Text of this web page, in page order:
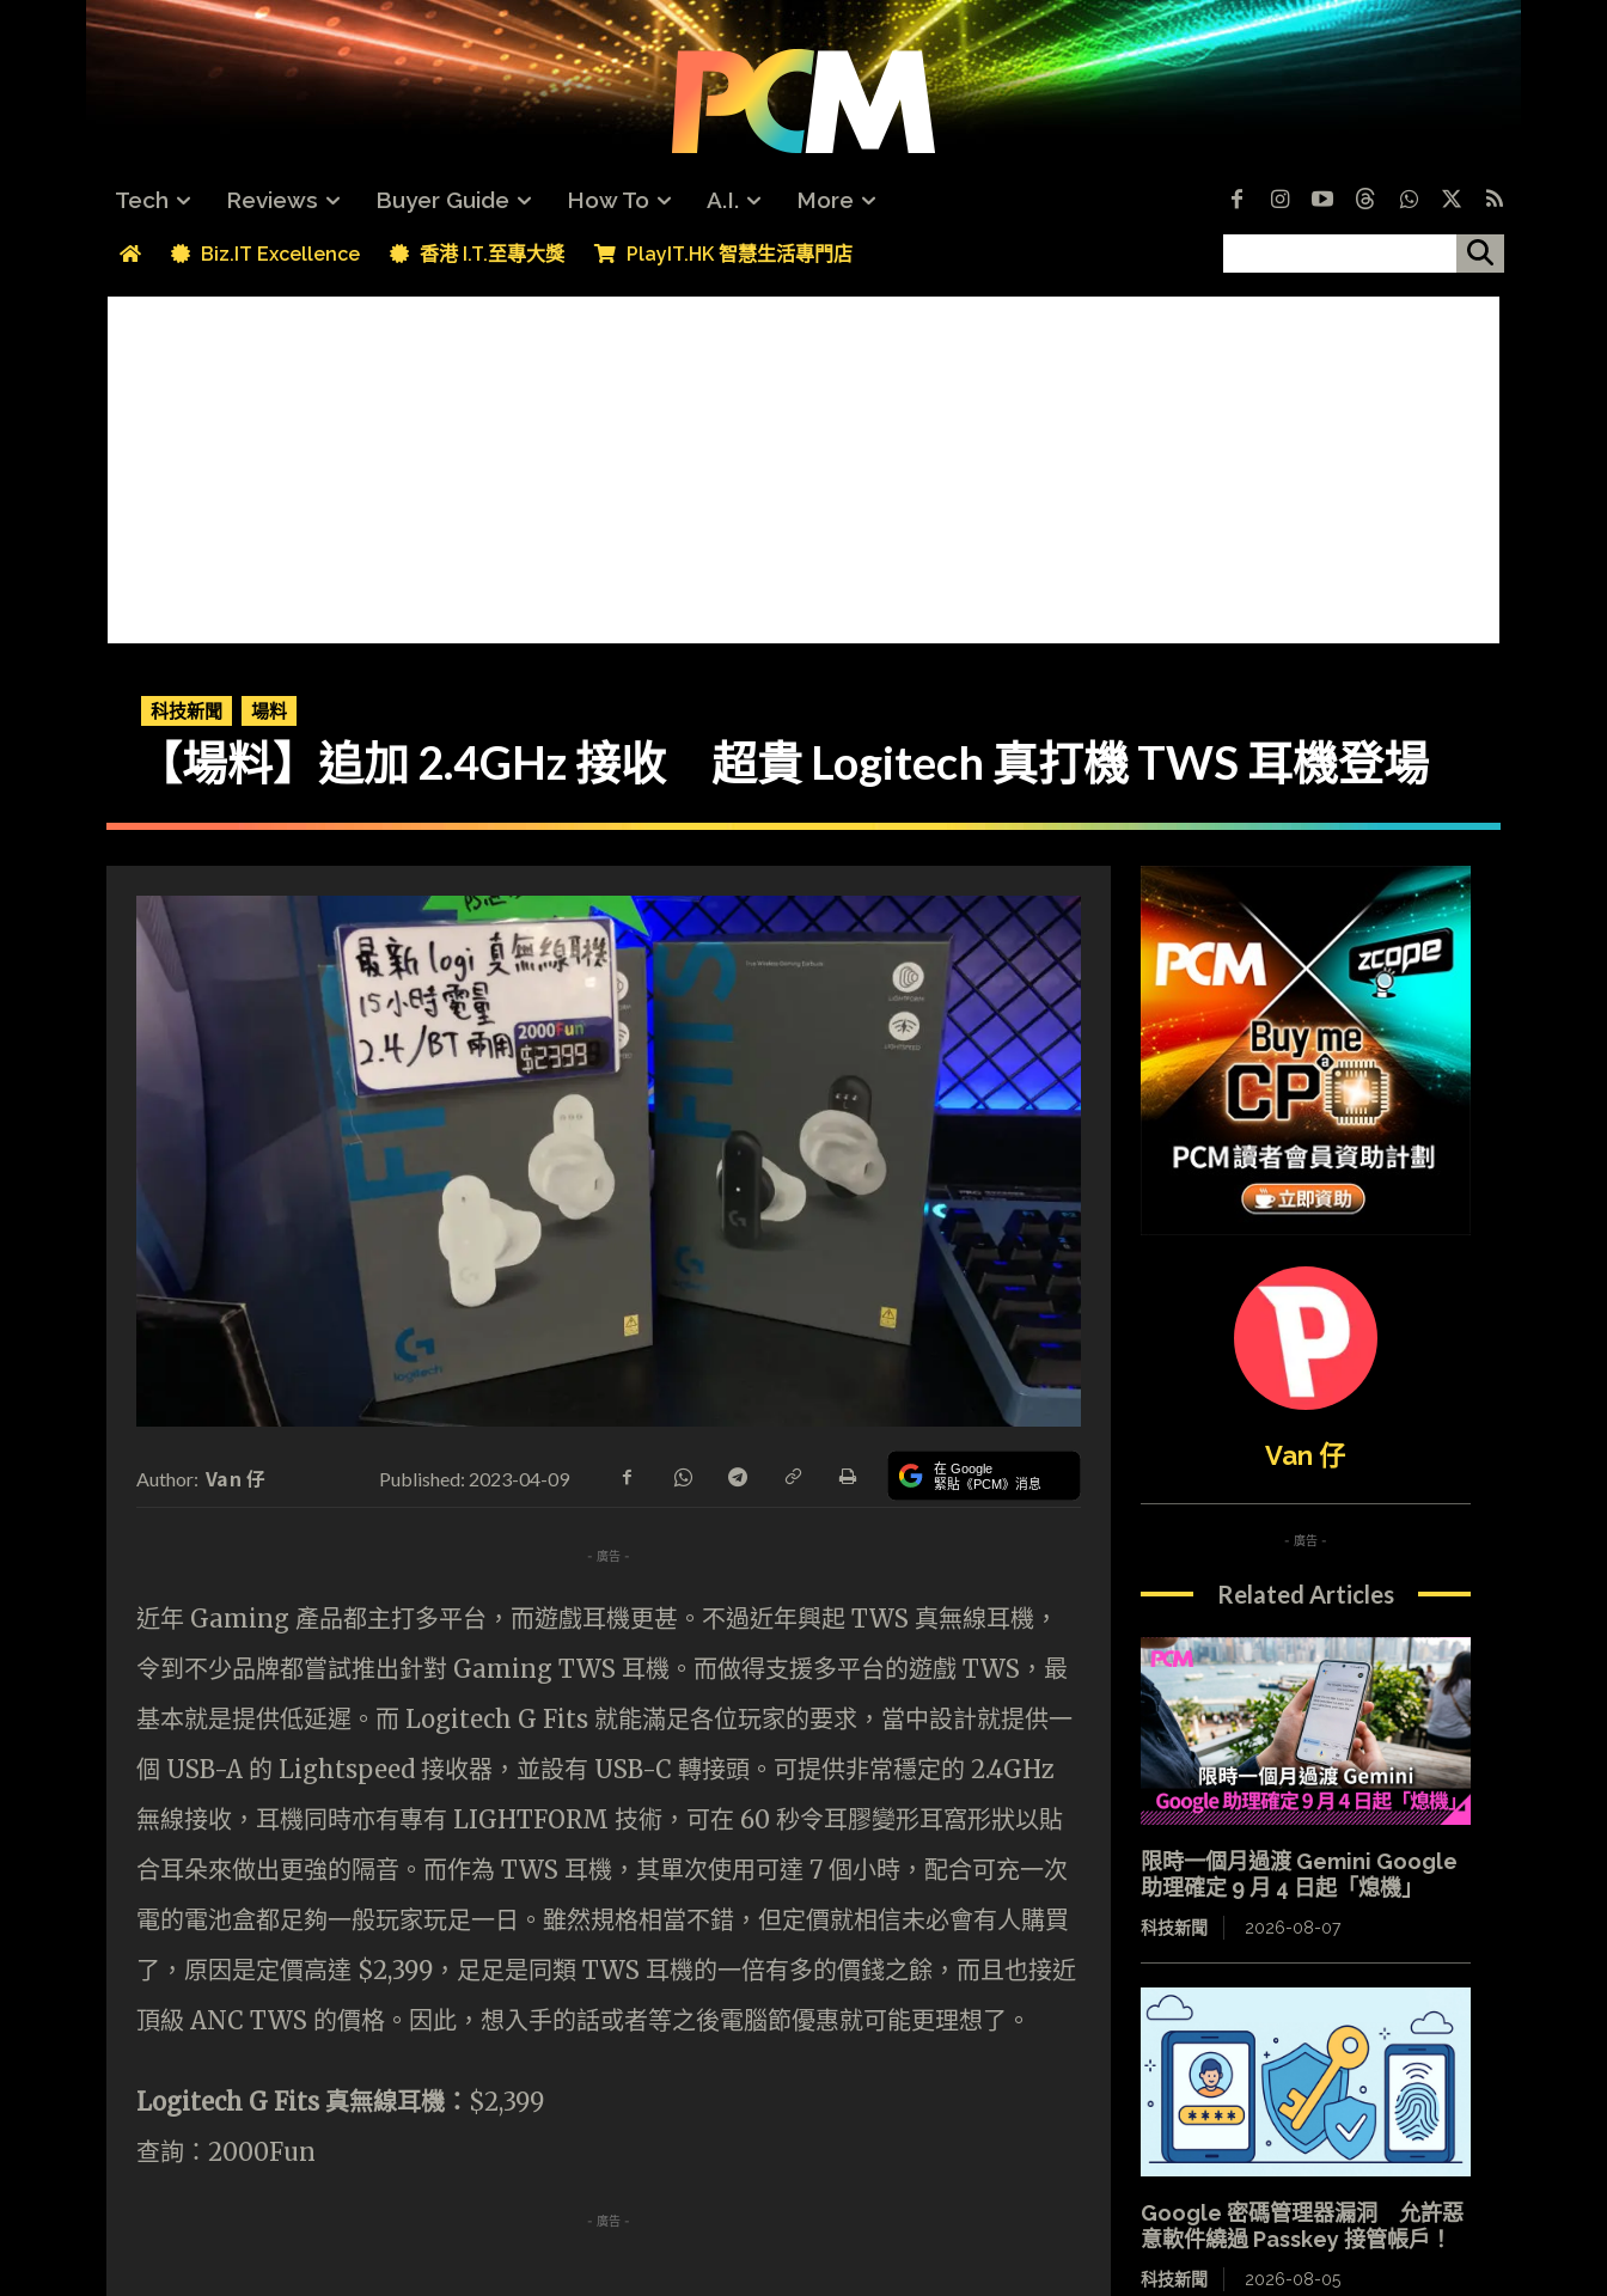
Tech Reviews Buyer Guide How To A.I. More
Biz.IT Excellence 香港 I.T.至專大獎 PlayIT.HK 智慧生活專門店
科技新聞 場料
【場料】追加 2.4GHz 接收 超貴 Logitech 真打機 TWS 耳機登場
Author: Van 仔 Published: 2023-04-09 在 Google
緊貼《PCM》消息
- 廣告 -
近年 Gaming 產品都主打多平台，而遊戲耳機更甚。不過近年興起 TWS 真無線耳機，
令到不少品牌都嘗試推出針對 Gaming TWS 耳機。而做得支援多平台的遊戲 TWS，最
基本就是提供低延遲。而 Logitech G Fits 就能滿足各位玩家的要求，當中設計就提供一
個 USB-A 的 Lightspeed 接收器，並設有 USB-C 轉接頭。可提供非常穩定的 2.4GHz
無線接收，耳機同時亦有專有 LIGHTFORM 技術，可在 60 秒令耳膠變形耳窩形狀以貼
合耳朵來做出更強的隔音。而作為 TWS 耳機，其單次使用可達 7 個小時，配合可充一次
電的電池盒都足夠一般玩家玩足一日。雖然規格相當不錯，但定價就相信未必會有人購買
了，原因是定價高達 $2,399，足足是同類 TWS 耳機的一倍有多的價錢之餘，而且也接近
頂級 ANC TWS 的價格。因此，想入手的話或者等之後電腦節優惠就可能更理想了。
Logitech G Fits 真無線耳機： $2,399
查詢：2000Fun
- 廣告 -
Van 仔
- 廣告 -
Related Articles
限時一個月過渡 Gemini Google
助理確定 9 月 4 日起「熄機」
科技新聞 2026-08-07
Google 密碼管理器漏洞 允許惡
意軟件繞過 Passkey 接管帳戶！
科技新聞 2026-08-05